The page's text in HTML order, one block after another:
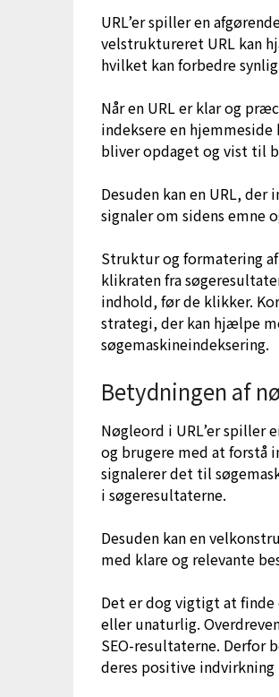
URL’er spiller en
velstruktureret URL kan
hvilket kan forbedre
Når en URL er klar og
indeksere en
bliver opdaget og vist til
Desuden kan en URL,
signaler om sidens emne
Struktur og formatering af
klikraten fra
indhold, før de klikker.
strategi, der kan hjælpe
søgemaskineindeksering.
Betydningen af
Nøgleord i URL’er spiller
og brugere med at forstå
signalerer det til
i søgeresultaterne.
Desuden kan en
med klare og relevante
Det er dog vigtigt at finde
eller unaturlig.
SEO-resultaterne. Derfor
deres positive indvirkning